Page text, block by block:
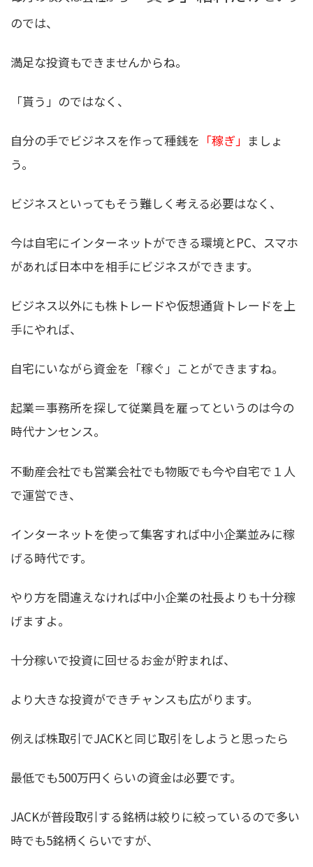
のでは、
満足な投資もできませんからね。
「貰う」のではなく、
自分の手でビジネスを作って種銭を 「稼ぎ」 ましょ
う。
ビジネスといってもそう難しく考える必要はなく、
今は自宅にインターネットができる環境とPC、スマホ
があれば日本中を相手にビジネスができます。
ビジネス以外にも株トレードや仮想通貨トレードを上
手にやれば、
自宅にいながら資金を「稼ぐ」ことができますね。
起業＝事務所を探して従業員を雇ってというのは今の
時代ナンセンス。
不動産会社でも営業会社でも物販でも今や自宅で１人
で運営でき、
インターネットを使って集客すれば中小企業並みに稼
げる時代です。
やり方を間違えなければ中小企業の社長よりも十分稼
げますよ。
十分稼いで投資に回せるお金が貯まれば、
より大きな投資ができチャンスも広がります。
例えば株取引でJACKと同じ取引をしようと思ったら
最低でも500万円くらいの資金は必要です。
JACKが普段取引する銘柄は絞りに絞っているので多い
時でも5銘柄くらいですが、